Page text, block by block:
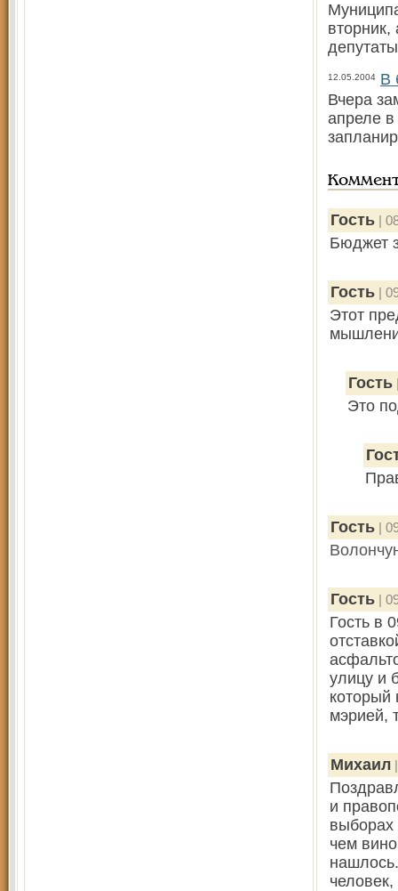
вторник,
12.05.2004 В
Вчера
апреле
Гость |
Бюджет
Гость |
Этот
Гость
Это
Гость |
Гость |
Гость в
улицу и
который
мэрией,
Михаил
и
выборах
чем